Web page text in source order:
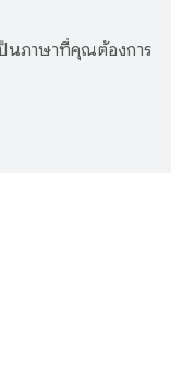
นภาษาที่คุณต้องการ